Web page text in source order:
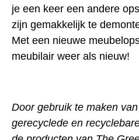
je een keer een andere
zijn gemakkelijk te
Met een nieuwe
meubilair weer als nieuw!
Door gebruik te maken van
gerecyclede en